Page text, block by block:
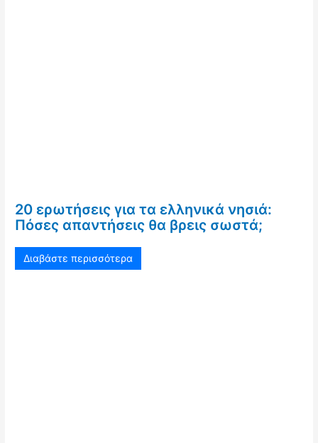
20 ερωτήσεις για τα ελληνικά νησιά:
Πόσες απαντήσεις θα βρεις σωστά;
Διαβάστε περισσότερα